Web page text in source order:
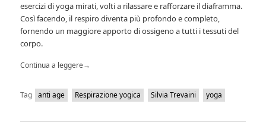
esercizi di yoga mirati, volti a rilassare e rafforzare il diaframma.
Così facendo, il respiro diventa più profondo e completo,
fornendo un maggiore apporto di ossigeno a tutti i tessuti del
corpo.
Continua a leggere→
Tag anti age Respirazione yogica Silvia Trevaini yoga